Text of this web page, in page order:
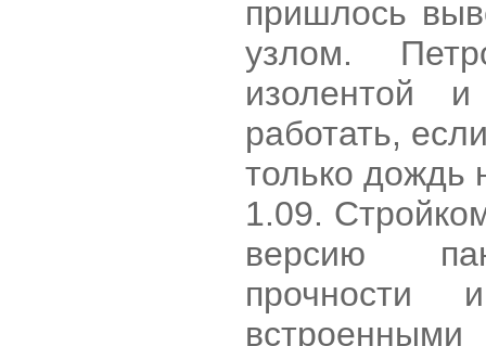
пришлось
узлом.
изолентой
работать,
только дождь
1.09.
версию
прочности